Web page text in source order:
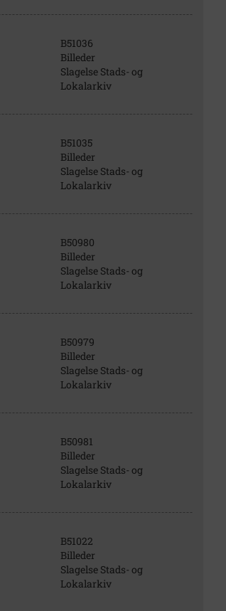
B51036
Billeder
Slagelse Stads- og
Lokalarkiv
B51035
Billeder
Slagelse Stads- og
Lokalarkiv
B50980
Billeder
Slagelse Stads- og
Lokalarkiv
B50979
Billeder
Slagelse Stads- og
Lokalarkiv
B50981
Billeder
Slagelse Stads- og
Lokalarkiv
B51022
Billeder
Slagelse Stads- og
Lokalarkiv